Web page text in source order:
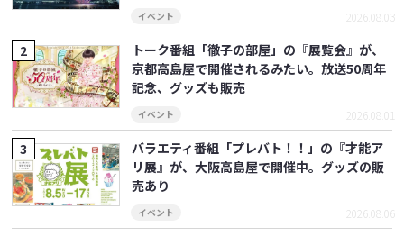
イベント 2026.08.03
トーク番組「徹子の部屋」の『展覧会』が、
京都高島屋で開催されるみたい。放送50周年
記念、グッズも販売
イベント 2026.08.01
バラエティ番組「プレバト！！」の『才能ア
リ展』が、大阪高島屋で開催中。グッズの販
売あり
イベント 2026.08.06